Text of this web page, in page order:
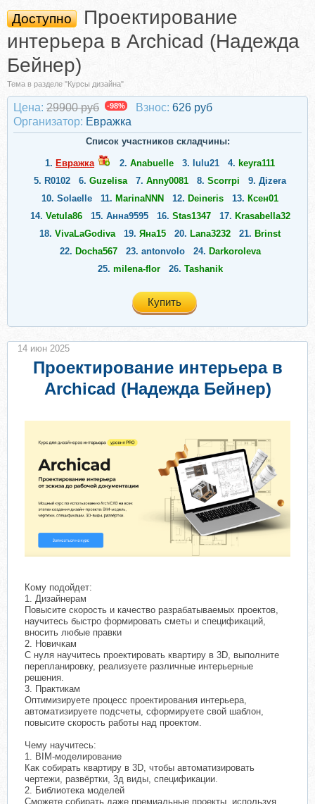
Доступно
Проектирование
интерьера в Archicad (Надежда
Бейнер)
Тема в разделе "Курсы дизайна"
Цена: 29900 руб -98% Взнос: 626 руб
Организатор: Евражкa
Список участников складчины:
1. Евражкa 2. Anabuelle 3. lulu21 4. keyra111
5. R0102 6. Guzelisa 7. Anny0081 8. Scorrpi 9. Дizera
10. Solaelle 11. MarinaNNN 12. Deineris 13. Ксен01
14. Vetula86 15. Анна9595 16. Stas1347 17. Krasabella32
18. VivaLaGodiva 19. Яна15 20. Lana3232 21. Brinst
22. Docha567 23. antonvolo 24. Darkoroleva
25. milena-flor 26. Tashanik
Купить
Проектирование интерьера в
Archicad (Надежда Бейнер)
Кому подойдет:
1. Дизайнерам
Повысите скорость и качество разрабатываемых проектов,
научитесь быстро формировать сметы и спецификаций,
вносить любые правки
2. Новичкам
С нуля научитесь проектировать квартиру в 3D, выполните
перепланировку, реализуете различные интерьерные
решения.
3. Практикам
Оптимизируете процесс проектирования интерьера,
автоматизируете подсчеты, сформируете свой шаблон,
повысите скорость работы над проектом.
Чему научитесь:
1. ВІМ-моделирование
Как собирать квартиру в 3D, чтобы автоматизировать
чертежи, развёртки, 3д виды, спецификации.
2. Библиотека моделей
Сможете собирать даже премиальные проекты, используя
14 июн 2025